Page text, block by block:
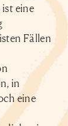
eine
Fällen
in
eine